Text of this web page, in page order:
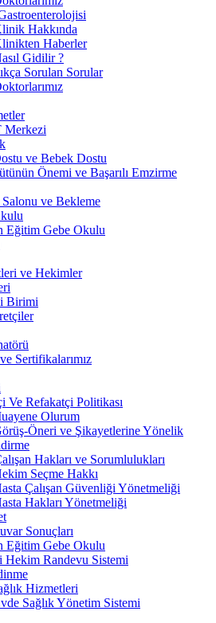
Hakkında
Haberler
Gidilir ?
Sorulan Sorular
Merkezi
ve Bebek Dostu
Önemi ve Başarılı Emzirme
ve Bekleme
Eğitim Gebe Okulu
ve Hekimler
Birimi
Sertifikalarımız
Ve Refakatçi Politikası
Olurum
Öneri ve Şikayetlerine Yönelik
Hakları ve Sorumlulukları
Seçme Hakkı
Çalışan Güvenliği Yönetmeliği
Hakları Yönetmeliği
Sonuçları
Eğitim Gebe Okulu
Hekim Randevu Sistemi
Hizmetleri
Sağlık Yönetim Sistemi